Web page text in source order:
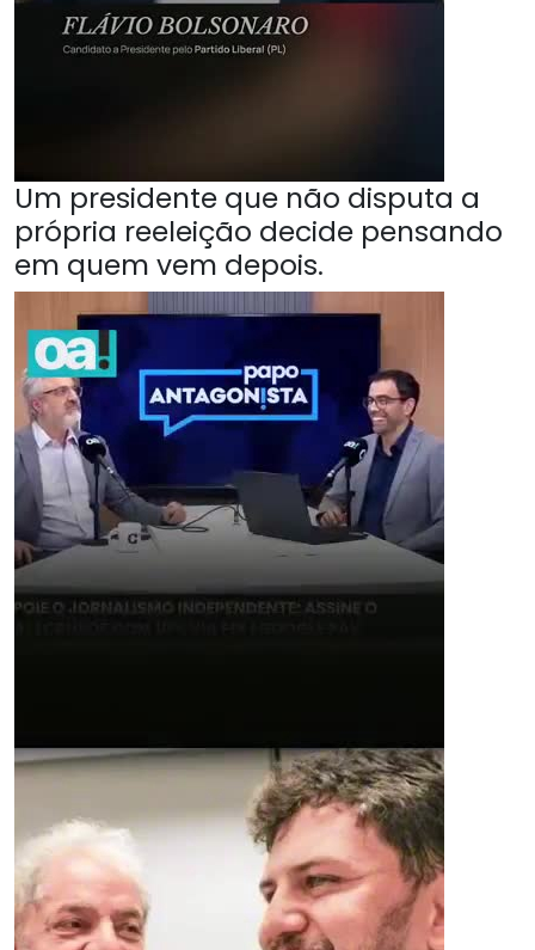
Um presidente que não disputa a
própria reeleição decide pensando
em quem vem depois.